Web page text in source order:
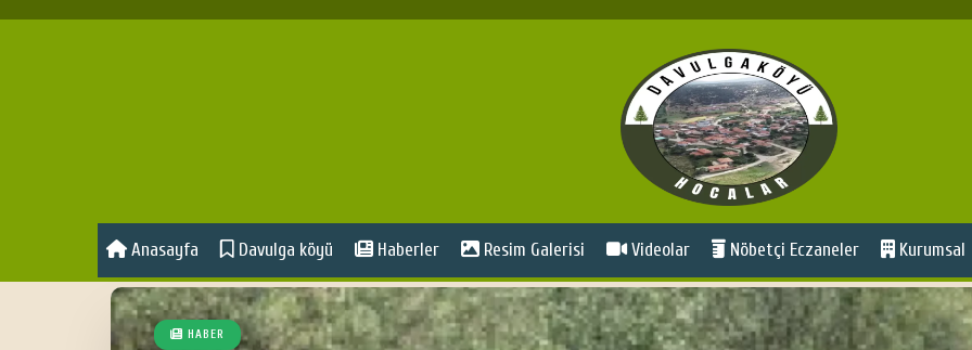
Anasayfa Davulga köyü Haberler Resim Galerisi Videolar Nöbetçi Eczaneler Kurumsal
HABER